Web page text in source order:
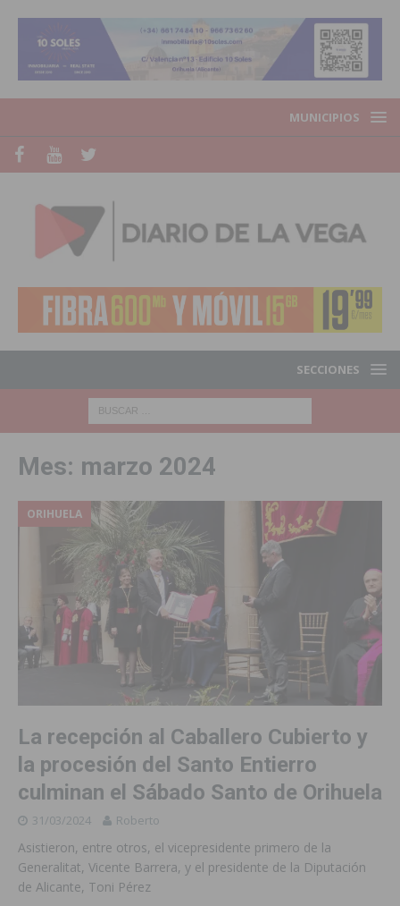
MUNICIPIOS
SECCIONES
Mes: marzo 2024
ORIHUELA
La recepción al Caballero Cubierto y
la procesión del Santo Entierro
culminan el Sábado Santo de Orihuela
31/03/2024 Roberto
Asistieron, entre otros, el vicepresidente primero de la
Generalitat, Vicente Barrera, y el presidente de la Diputación
de Alicante, Toni Pérez